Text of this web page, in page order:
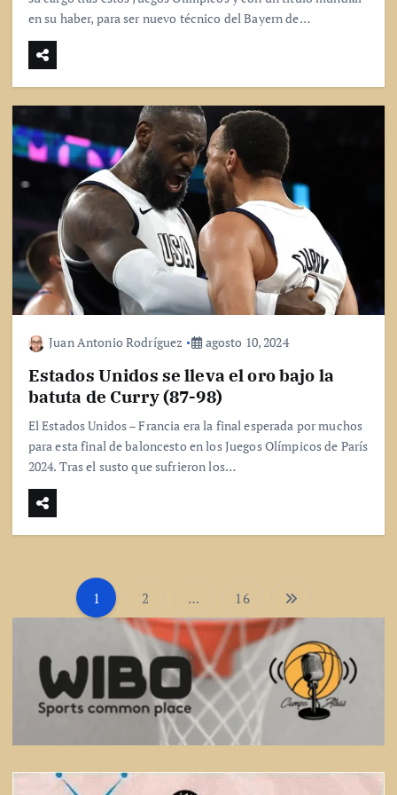
en su haber, para ser nuevo técnico del Bayern de…
Juan Antonio Rodríguez agosto 10, 2024
Estados Unidos se lleva el oro bajo la
batuta de Curry (87-98)
El Estados Unidos – Francia era la final esperada por muchos
para esta final de baloncesto en los Juegos Olímpicos de París
2024. Tras el susto que sufrieron los…
P
a
g
i
1 2 … 16